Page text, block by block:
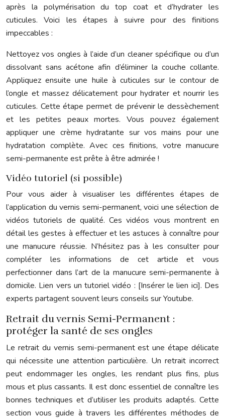
après la polymérisation du top coat et d’hydrater les
cuticules. Voici les étapes à suivre pour des finitions
impeccables :
Nettoyez vos ongles à l’aide d’un cleaner spécifique ou d’un
dissolvant sans acétone afin d’éliminer la couche collante.
Appliquez ensuite une huile à cuticules sur le contour de
l’ongle et massez délicatement pour hydrater et nourrir les
cuticules. Cette étape permet de prévenir le dessèchement
et les petites peaux mortes. Vous pouvez également
appliquer une crème hydratante sur vos mains pour une
hydratation complète. Avec ces finitions, votre manucure
semi-permanente est prête à être admirée !
Vidéo tutoriel (si possible)
Pour vous aider à visualiser les différentes étapes de
l’application du vernis semi-permanent, voici une sélection de
vidéos tutoriels de qualité. Ces vidéos vous montrent en
détail les gestes à effectuer et les astuces à connaître pour
une manucure réussie. N’hésitez pas à les consulter pour
compléter les informations de cet article et vous
perfectionner dans l’art de la manucure semi-permanente à
domicile. Lien vers un tutoriel vidéo : [Insérer le lien ici]. Des
experts partagent souvent leurs conseils sur Youtube.
Retrait du vernis Semi-Permanent :
protéger la santé de ses ongles
Le retrait du vernis semi-permanent est une étape délicate
qui nécessite une attention particulière. Un retrait incorrect
peut endommager les ongles, les rendant plus fins, plus
mous et plus cassants. Il est donc essentiel de connaître les
bonnes techniques et d’utiliser les produits adaptés. Cette
section vous guide à travers les différentes méthodes de